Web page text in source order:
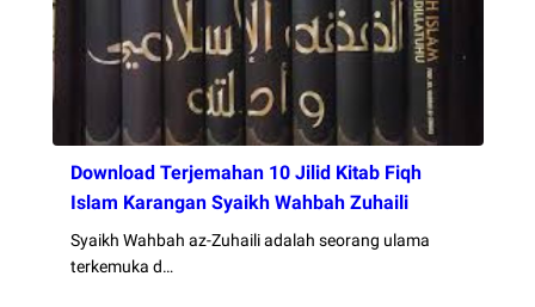
Download Terjemahan 10 Jilid Kitab Fiqh
Islam Karangan Syaikh Wahbah Zuhaili
Syaikh Wahbah az-Zuhaili adalah seorang ulama
terkemuka d…